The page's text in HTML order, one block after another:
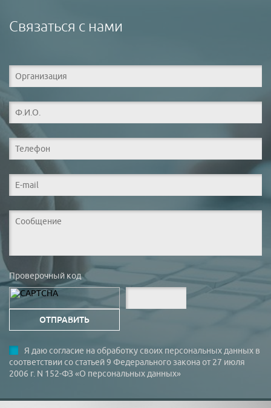
Связаться с нами
Проверочный код
Я даю согласие на обработку своих персональных данных в
соответствии со статьей 9 Федерального закона от 27 июля
2006 г. N 152-ФЗ «О персональных данных»